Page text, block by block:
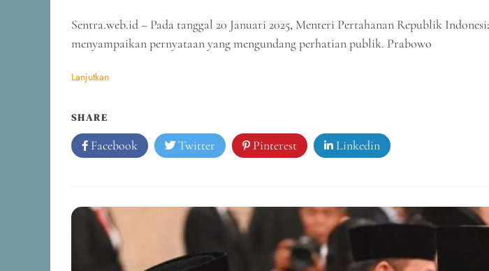
Sentra.web.id – Pada tanggal 20 Januari 2025, Menteri Pertahanan Republik
menyampaikan pernyataan yang mengundang perhatian publik. Prabowo
Lanjutkan
SHARE
Facebook Twitter Pinterest Linkedin